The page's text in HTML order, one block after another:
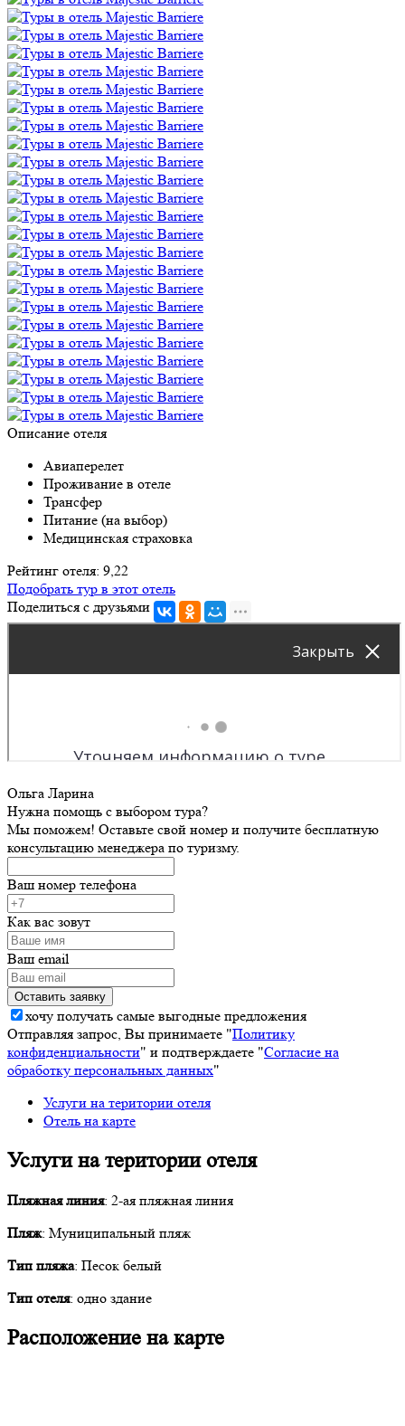
Описание отеля
Авиаперелет
Проживание в отеле
Трансфер
Питание (на выбор)
Медицинская страховка
Рейтинг отеля: 9,22
Подобрать тур в этот отель
Поделиться с друзьями
Ольга Ларина
Нужна помощь с выбором тура?
Мы поможем! Оставьте свой номер и получите бесплатную
консультацию менеджера по туризму.
Ваш номер телефона
Как вас зовут
Ваш email
хочу получать самые выгодные предложения
Отправляя запрос, Вы принимаете "Политику
конфиденциальности" и подтверждаете "Согласие на
обработку персональных данных"
Услуги на територии отеля
Отель на карте
Услуги на територии отеля
Пляжная линия: 2-ая пляжная линия
Пляж: Муниципальный пляж
Тип пляжа: Песок белый
Тип отеля: одно здание
Расположение на карте